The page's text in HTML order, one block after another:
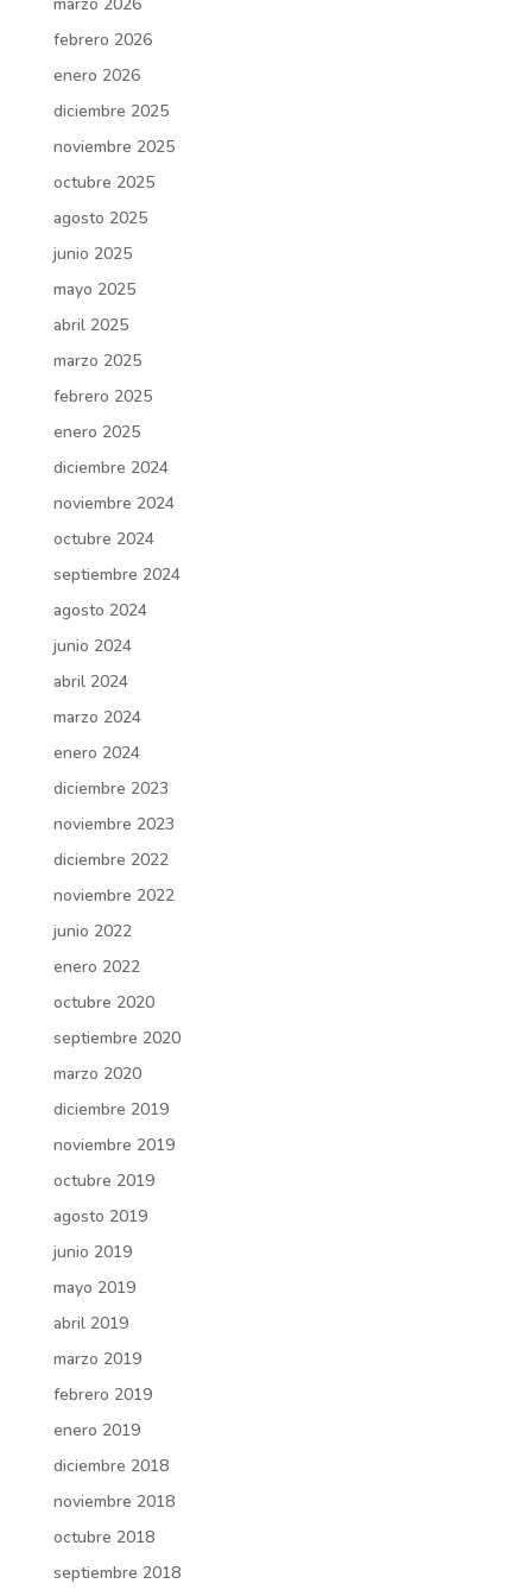
marzo 2026
febrero 2026
enero 2026
diciembre 2025
noviembre 2025
octubre 2025
agosto 2025
junio 2025
mayo 2025
abril 2025
marzo 2025
febrero 2025
enero 2025
diciembre 2024
noviembre 2024
octubre 2024
septiembre 2024
agosto 2024
junio 2024
abril 2024
marzo 2024
enero 2024
diciembre 2023
noviembre 2023
diciembre 2022
noviembre 2022
junio 2022
enero 2022
octubre 2020
septiembre 2020
marzo 2020
diciembre 2019
noviembre 2019
octubre 2019
agosto 2019
junio 2019
mayo 2019
abril 2019
marzo 2019
febrero 2019
enero 2019
diciembre 2018
noviembre 2018
octubre 2018
septiembre 2018